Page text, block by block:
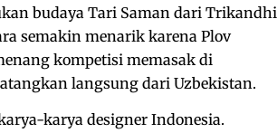
budaya Tari Saman dari Trikandhi
semakin menarik karena Plov
kompetisi memasak di
langsung dari Uzbekistan.
karya designer Indonesia.